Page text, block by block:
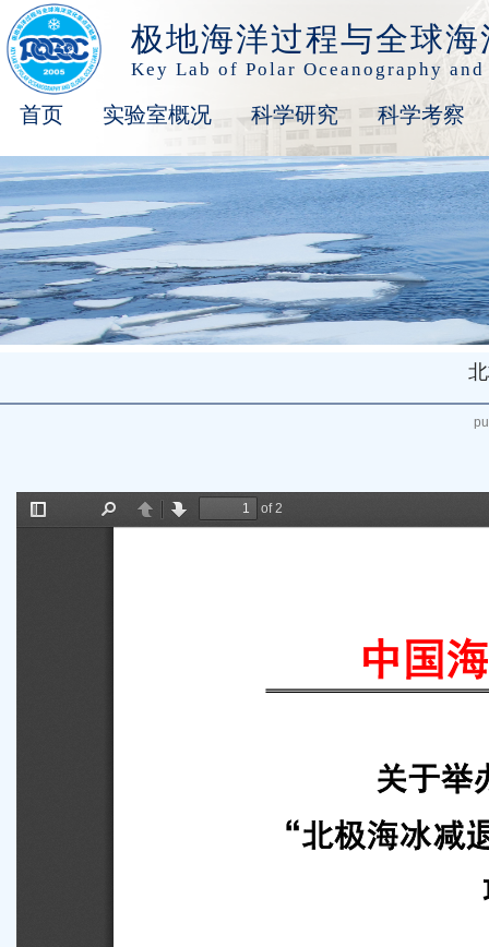
极地海洋过程与全球
Key Lab of Polar Oceanography
首页 实验室概况 科学研究 科学考察